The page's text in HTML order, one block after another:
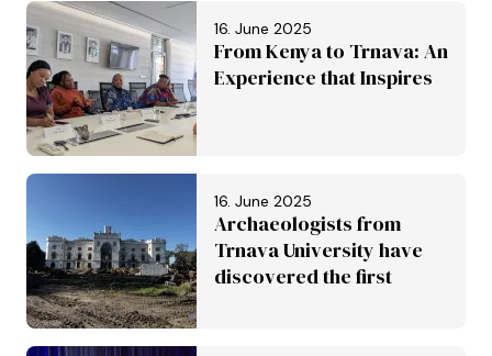
16. June 2025
From Kenya to Trnava: An
Experience that Inspires
16. June 2025
Archaeologists from
Trnava University have
discovered the first